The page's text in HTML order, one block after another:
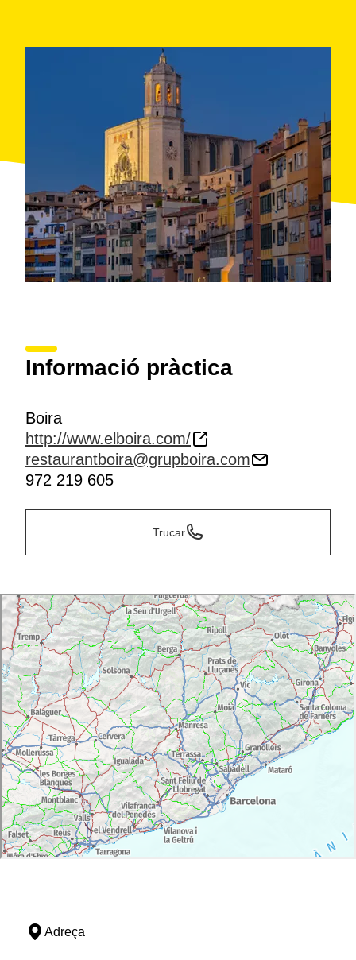
Informació pràctica
Boira
http://www.elboira.com/
restaurantboira@grupboira.com
972 219 605
Trucar
Adreça